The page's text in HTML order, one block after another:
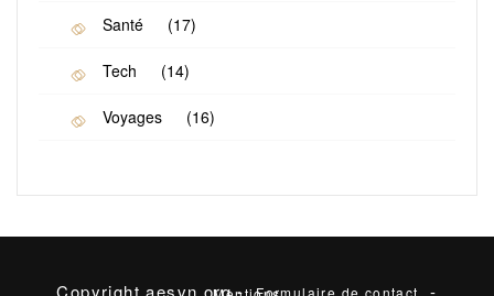
Santé (17)
Tech (14)
Voyages (16)
Copyright aesvn.org - -